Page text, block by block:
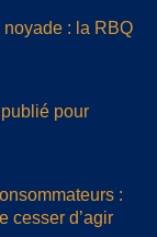
: la RBQ
pour
:
cesser d’agir